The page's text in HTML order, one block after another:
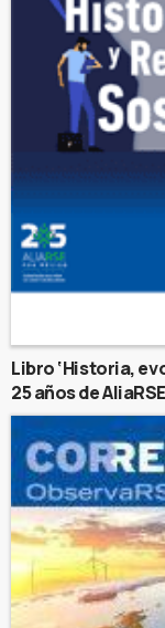
Libro ‘Historia,
25 años de